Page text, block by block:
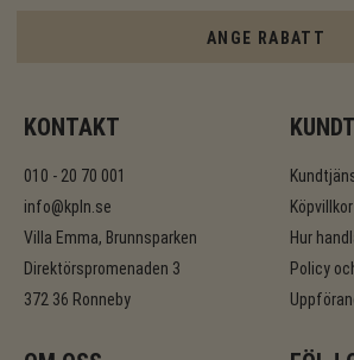
ANGE RABATT
KONTAKT
010 - 20 70 001
info@kpln.se
Villa Emma, Brunnsparken
Direktörspromenaden 3
372 36 Ronneby
Köpvillkor
Hur
Policy